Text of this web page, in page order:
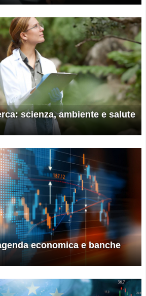
scienza, ambiente e salute
economica e banche